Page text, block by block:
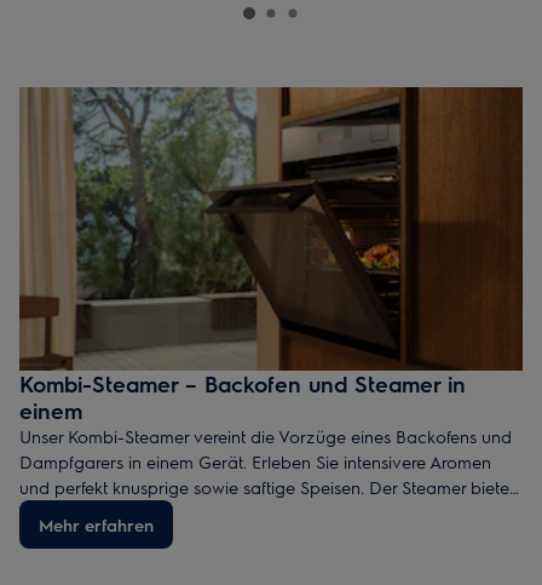
Kombi-Steamer – Backofen und Steamer in
einem
Unser Kombi-Steamer vereint die Vorzüge eines Backofens und
Dampfgarers in einem Gerät. Erleben Sie intensivere Aromen
und perfekt knusprige sowie saftige Speisen. Der Steamer bietet
nicht nur gesundes und genussvolles Kochen, sondern auch
weitere Vorteile, die Ihren Alltag erleichtern.
Mehr erfahren